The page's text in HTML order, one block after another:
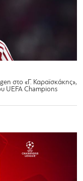
στο «Γ. Καραϊσκάκης»,
UEFA Champions